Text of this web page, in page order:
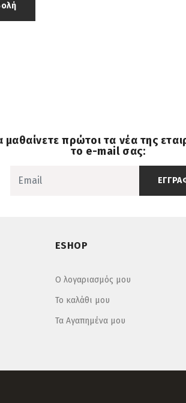
μαθαίνετε πρώτοι τα νέα της
το e-mail σας:
ESHOP
Ο λογαριασμός μου
Το καλάθι μου
Τα Αγαπημένα μου